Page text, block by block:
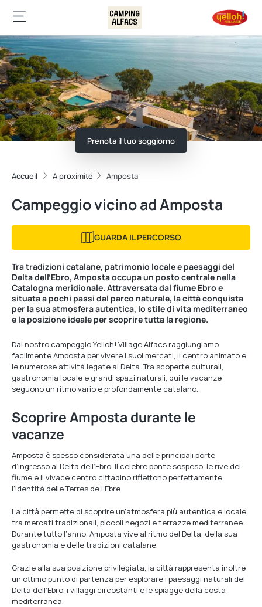
Prenota il tuo soggiorno
Accueil A proximité Amposta
Campeggio vicino ad Amposta
GUARDA IL PERCORSO
Tra tradizioni catalane, patrimonio locale e paesaggi del
Delta dell’Ebro, Amposta occupa un posto centrale nella
Catalogna meridionale. Attraversata dal fiume Ebro e
situata a pochi passi dal parco naturale, la città conquista
per la sua atmosfera autentica, lo stile di vita mediterraneo
e la posizione ideale per scoprire tutta la regione.
Dal nostro campeggio Yelloh! Village Alfacs raggiungiamo
facilmente Amposta per vivere i suoi mercati, il centro animato e
le numerose attività legate al Delta. Tra scoperte culturali,
gastronomia locale e grandi spazi naturali, qui le vacanze
seguono un ritmo vario e profondamente catalano.
Scoprire Amposta durante le
vacanze
Amposta è spesso considerata una delle principali porte
d’ingresso al Delta dell’Ebro. Il celebre ponte sospeso, le rive del
fiume e il vivace centro cittadino riflettono perfettamente
l’identità delle Terres de l’Ebre.
La città permette di scoprire un’atmosfera più autentica e locale,
tra mercati tradizionali, piccoli negozi e terrazze mediterranee.
Durante tutto l’anno, Amposta vive al ritmo del Delta, della sua
gastronomia e delle tradizioni catalane.
Grazie alla sua posizione privilegiata, la città rappresenta inoltre
un ottimo punto di partenza per esplorare i paesaggi naturali del
Delta dell’Ebro, i villaggi circostanti e le spiagge della costa
mediterranea.